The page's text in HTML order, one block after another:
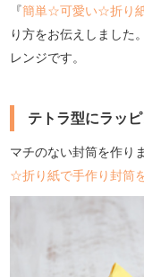
『簡単☆可愛い☆折り
り方をお伝えしました
レンジです。
テトラ型にラッ
マチのない封筒を作り
☆折り紙で手作り封筒